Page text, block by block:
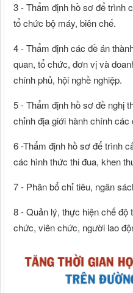
3 - Thẩm định hồ sơ để trình
tổ chức bộ máy, biên chế.
4 - Thẩm định các đề án
quan, tổ chức, đơn vị và
chính phủ, hội nghề nghiệp.
5 - Thẩm định hồ sơ đề nghị
chỉnh địa giới hành chính các
6 -Thẩm định hồ sơ để trình
các hình thức thi đua, khen
7 - Phân bổ chỉ tiêu, ngân
8 - Quản lý, thực hiện chế
chức, viên chức, người lao